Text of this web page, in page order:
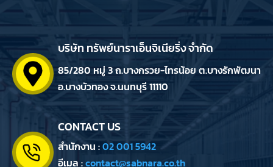
บริษัท ทรัพย์นาราเอ็นจิเนียริ่ง จำกัด
85/280 หมู่ 3 ถ.บางกรวย-ไทรน้อย ต.บางรักพัฒนา
อ.บางบัวทอง จ.นนทบุรี 11110
CONTACT US
สำนักงาน :02 001 5942
อีเมล :contact@sabnara.co.th